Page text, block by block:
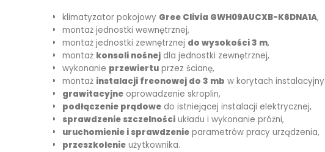
klimatyzator pokojowy Gree Clivia GWH09AUCXB-K6DNA1A,
montaż jednostki wewnętrznej,
montaż jednostki zewnętrznej do wysokości 3 m,
montaż konsoli nośnej dla jednostki zewnętrznej,
wykonanie przewiertu przez ścianę,
montaż instalacji freonowej do 3 mb w korytach
grawitacyjne oprowadzenie skroplin,
podłączenie prądowe do istniejącej instalacji elektrycznej,
sprawdzenie szczelności układu i wykonanie próżni,
uruchomienie i sprawdzenie parametrów pracy urządzenia,
przeszkolenie użytkownika.